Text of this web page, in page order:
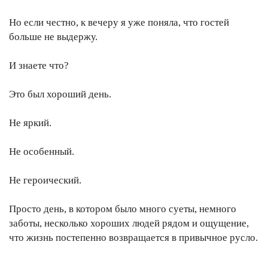
Но если честно, к вечеру я уже поняла, что гостей
больше не выдержу.
И знаете что?
Это был хороший день.
Не яркий.
Не особенный.
Не героический.
Просто день, в котором было много суеты, немного
заботы, несколько хороших людей рядом и ощущение,
что жизнь постепенно возвращается в привычное русло.